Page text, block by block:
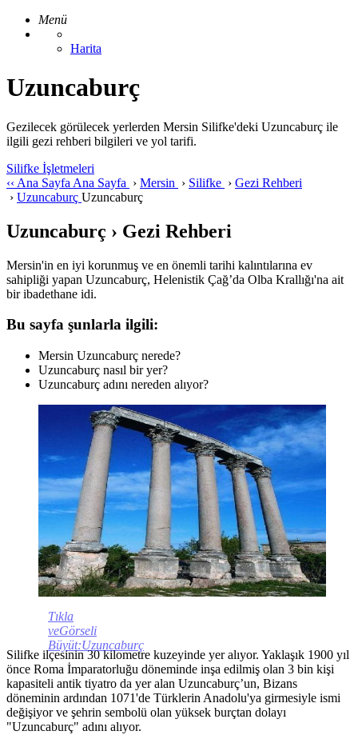
Menü
Harita
Uzuncaburç
Gezilecek görülecek yerlerden Mersin Silifke'deki Uzuncaburç ile
ilgili gezi rehberi bilgileri ve yol tarifi.
Silifke İşletmeleri
‹‹ Ana Sayfa Ana Sayfa › Mersin › Silifke › Gezi Rehberi
› Uzuncaburç Uzuncaburç
Uzuncaburç › Gezi Rehberi
Mersin'in en iyi korunmuş ve en önemli tarihi kalıntılarına ev
sahipliği yapan Uzuncaburç, Helenistik Çağ’da Olba Krallığı'na ait
bir ibadethane idi.
Bu sayfa şunlarla ilgili:
Mersin Uzuncaburç nerede?
Uzuncaburç nasıl bir yer?
Uzuncaburç adını nereden alıyor?
Tıkla
veGörseli
Büyüt:Uzuncaburç
Silifke ilçesinin 30 kilometre kuzeyinde yer alıyor. Yaklaşık 1900 yıl
önce Roma İmparatorluğu döneminde inşa edilmiş olan 3 bin kişi
kapasiteli antik tiyatro da yer alan Uzuncaburç’un, Bizans
döneminin ardından 1071'de Türklerin Anadolu'ya girmesiyle ismi
değişiyor ve şehrin sembolü olan yüksek burçtan dolayı
"Uzuncaburç" adını alıyor.